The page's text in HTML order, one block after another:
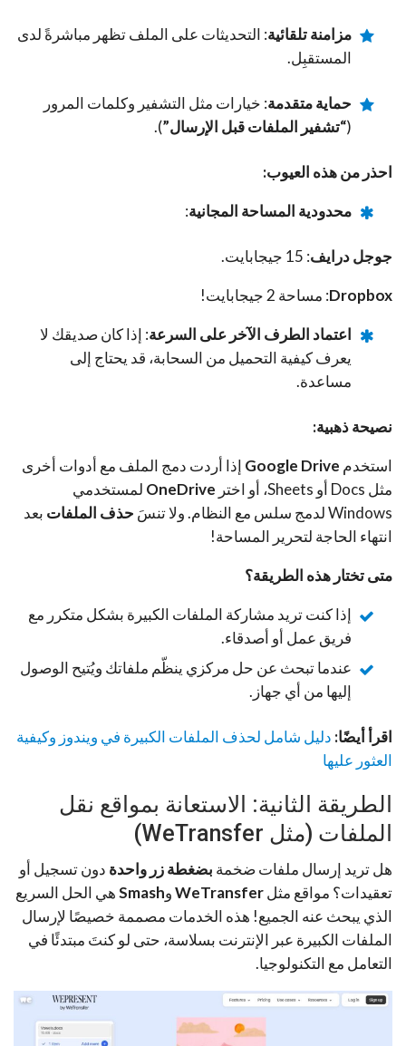
مزامنة تلقائية: التحديثات على الملف تظهر مباشرةً لدى
المستقبِل.
حماية متقدمة: خيارات مثل التشفير وكلمات المرور
(“تشفير الملفات قبل الإرسال”).
احذر من هذه العيوب:
محدودية المساحة المجانية:
جوجل درايف: 15 جيجابايت.
Dropbox: مساحة 2 جيجابايت!
اعتماد الطرف الآخر على السرعة: إذا كان صديقك لا
يعرف كيفية التحميل من السحابة، قد يحتاج إلى
مساعدة.
نصيحة ذهبية:
استخدم Google Drive إذا أردت دمج الملف مع أدوات أخرى
مثل Docs أو Sheets، أو اختر
OneDrive لمستخدمي
Windows لدمج سلس مع النظام. ولا تنسَ
حذف الملفات بعد
انتهاء الحاجة لتحرير المساحة!
متى تختار هذه الطريقة؟
إذا كنت تريد مشاركة الملفات الكبيرة بشكل متكرر مع
فريق عمل أو أصدقاء.
عندما تبحث عن حل مركزي ينظّم ملفاتك ويُتيح الوصول
إليها من أي جهاز.
اقرأ أيضًا: دليل شامل لحذف الملفات الكبيرة في ويندوز وكيفية
العثور عليها
الطريقة الثانية: الاستعانة بمواقع نقل
الملفات (مثل WeTransfer)
هل تريد إرسال ملفات ضخمة بضغطة زر واحدة دون تسجيل أو
تعقيدات؟ مواقع مثلWeTransferوSmashهي الحل السريع
الذي يبحث عنه الجميع! هذه الخدمات مصممة خصيصًا لإرسال
الملفات الكبيرة عبر الإنترنت بسلاسة، حتى لو كنتَ مبتدئًا في
التعامل مع التكنولوجيا.